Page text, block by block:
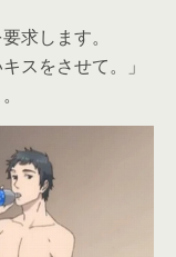
求します。
スをさせて。」